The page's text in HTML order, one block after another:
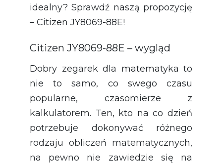
idealny? Sprawdź naszą propozycję
– Citizen JY8069-88E!
Citizen JY8069-88E – wygląd
Dobry zegarek dla matematyka to
nie to samo, co swego czasu
popularne, czasomierze z
kalkulatorem. Ten, kto na co dzień
potrzebuje dokonywać różnego
rodzaju obliczeń matematycznych,
na pewno nie zawiedzie się na